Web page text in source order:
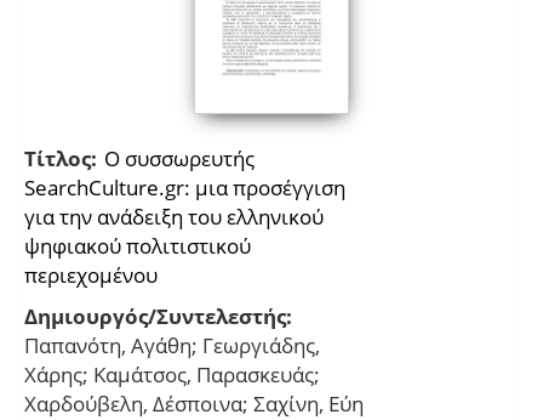
Τίτλος: Ο συσσωρευτής
SearchCulture.gr: μια προσέγγιση
για την ανάδειξη του ελληνικού
ψηφιακού πολιτιστικού
περιεχομένου
Δημιουργός/Συντελεστής:
Παπανότη, Αγάθη; Γεωργιάδης,
Χάρης; Καμάτσος, Παρασκευάς;
Χαρδούβελη, Δέσποινα; Σαχίνη, Εύη